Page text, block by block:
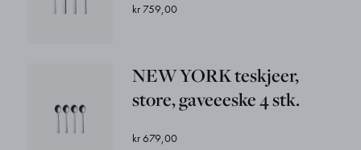
kr 759,00
NEW YORK teskjeer,
store, gaveeeske 4 stk.
kr 679,00